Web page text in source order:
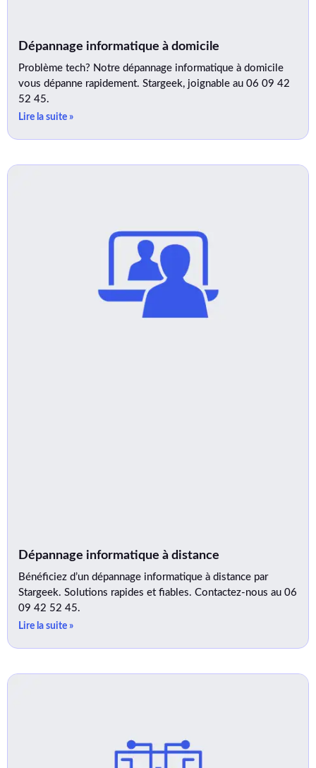
Dépannage informatique à domicile
Problème tech? Notre dépannage informatique à domicile
vous dépanne rapidement. Stargeek, joignable au 06 09 42
52 45.
Lire la suite »
Dépannage informatique à distance
Bénéficiez d’un dépannage informatique à distance par
Stargeek. Solutions rapides et fiables. Contactez-nous au 06
09 42 52 45.
Lire la suite »